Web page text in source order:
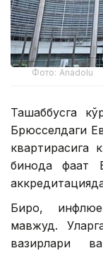
Фото: Anadolu
Ташаббусга
Брюсселдаги
квартирасига
бинода фақат
Бироқ,
мавжуд.
вазирлари